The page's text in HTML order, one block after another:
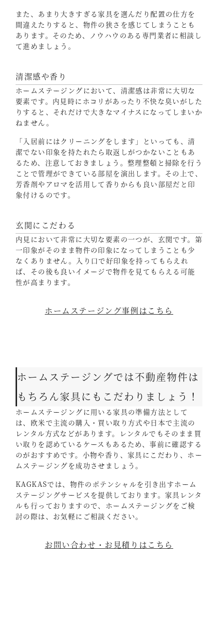
また、あまり大きすぎる家具を選んだり配置の仕方を
間違えたりすると、物件の狭さを感じてしまうことも
あります。そのため、ノウハウのある専門業者に相談し
て進めましょう。
清潔感や香り
ホームステージングにおいて、清潔感は非常に大切な
要素です。内見時にホコリがあったり不快な臭いがした
りすると、それだけで大きなマイナスになってしまいか
ねません。
「入居前にはクリーニングをします」といっても、清
潔でない印象を持たれたら取返しがつかないこともあ
るため、注意しておきましょう。整理整頓と掃除を行う
ことで管理ができている部屋を演出します。その上で、
芳香剤やアロマを活用して香りからも良い部屋だと印
象付けるのです。
玄関にこだわる
内見において非常に大切な要素の一つが、玄関です。第
一印象がそのまま物件の印象になってしまうことも少
なくありません。入り口で好印象を持ってもらえれ
ば、その後も良いイメージで物件を見てもらえる可能
性が高まります。
ホームステージング事例はこちら
ホームステージングでは不動産物件は
もちろん家具にもこだわりましょう！
ホームステージングに用いる家具の準備方法として
は、欧米で主流の購入・買い取り方式や日本で主流の
レンタル方式などがあります。レンタルでもそのまま買
い取りを認めているケースもあるため、事前に確認する
のがおすすめです。小物や香り、家具にこだわり、ホー
ムステージングを成功させましょう。
KAGKASでは、物件のポテンシャルを引き出すホーム
ステージングサービスを提供しております。家具レンタ
ルも行っておりますので、ホームステージングをご検
討の際は、お気軽にご相談ください。
お問い合わせ・お見積りはこちら